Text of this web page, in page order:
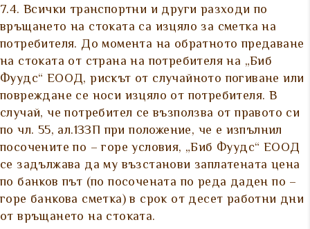
7.4. Всички транспортни и други разходи по
връщането на стоката са изцяло за сметка на
потребителя. До момента на обратното предаване
на стоката от страна на потребителя на „Биб
Фуудс“ ЕООД, рискът от случайното погиване или
повреждане се носи изцяло от потребителя. В
случай, че потребител се възползва от правото си
по чл. 55, ал.1ЗЗП при положение, че е изпълнил
посочените по – горе условия, „Биб Фуудс“ ЕООД
се задължава да му възстанови заплатената цена
по банков път (по посочената по реда даден по –
горе банкова сметка) в срок от десет работни дни
от връщането на стоката.